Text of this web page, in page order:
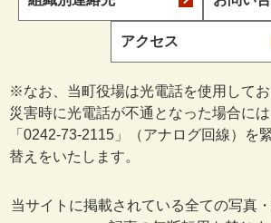
アクセス
※なお、当町役場は光電話を使用して
災害時に光電話が不通となった場合に
「0242-73-2115」（アナログ回線）を
替えをいたします。
当サイトに掲載されている全ての写真